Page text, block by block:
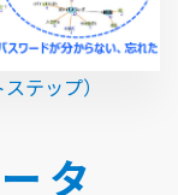
テップ）
タ